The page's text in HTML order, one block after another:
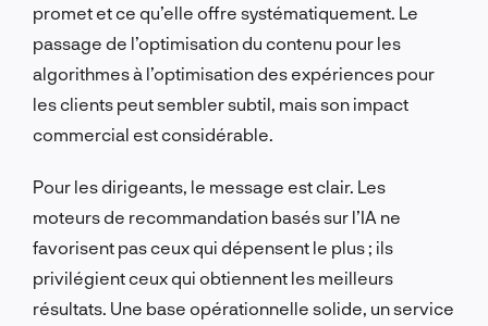
promet et ce qu’elle offre systématiquement. Le
passage de l’optimisation du contenu pour les
algorithmes à l’optimisation des expériences pour
les clients peut sembler subtil, mais son impact
commercial est considérable.
Pour les dirigeants, le message est clair. Les
moteurs de recommandation basés sur l’IA ne
favorisent pas ceux qui dépensent le plus ; ils
privilégient ceux qui obtiennent les meilleurs
résultats. Une base opérationnelle solide, un service